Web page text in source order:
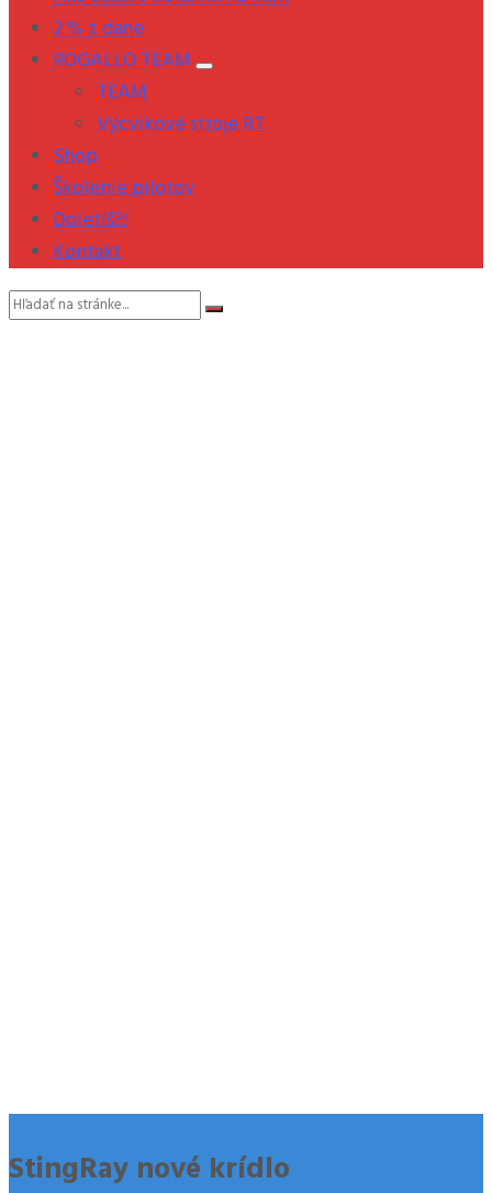
2 % z dane
ROGALLO TEAM
TEAM
Výcvikové stroje RT
Shop
Školenie pilotov
Doletíš?!
Kontakt
Vyhľadávanie:
StingRay nové krídlo